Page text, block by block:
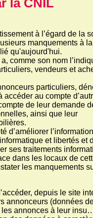
à l’égard de la
manquements à
qu'aujourd'hui.
comme son nom
vendeurs et
particuliers,
au compte
de leur demande
ainsi que leur
d’améliorer
et libertés et
ses traitements
dans les locaux de
les manquements
depuis le site
annonceurs (données
annonces à leur